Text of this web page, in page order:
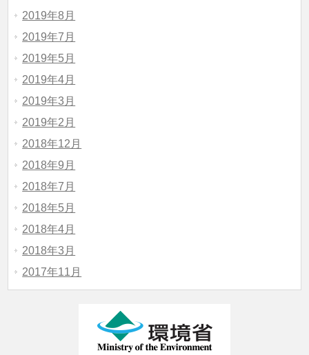
2019年8月
2019年7月
2019年5月
2019年4月
2019年3月
2019年2月
2018年12月
2018年9月
2018年7月
2018年5月
2018年4月
2018年3月
2017年11月